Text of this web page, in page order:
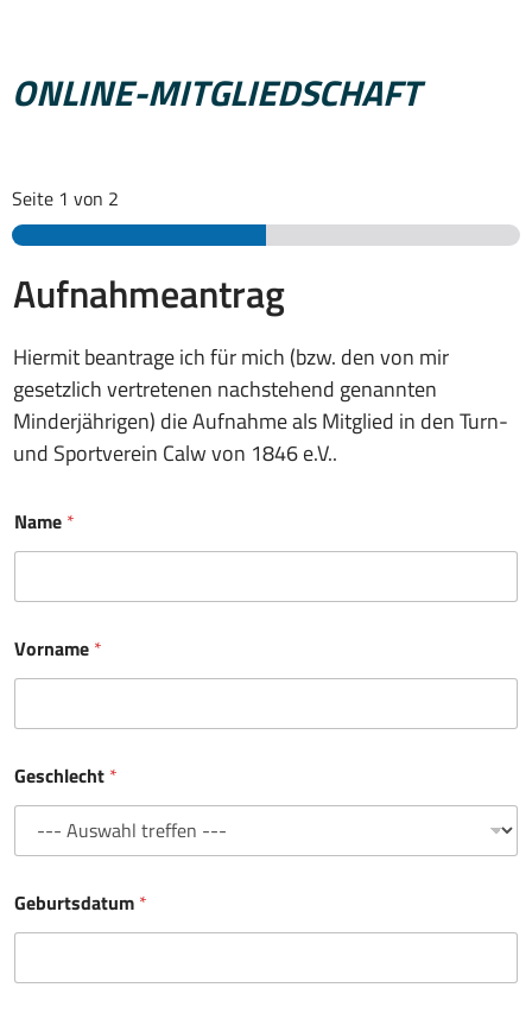
ONLINE-MITGLIEDSCHAFT
Seite 1 von 2
Aufnahmeantrag
Hiermit beantrage ich für mich (bzw. den von mir
gesetzlich vertretenen nachstehend genannten
Minderjährigen) die Aufnahme als Mitglied in den Turn-
und Sportverein Calw von 1846 e.V..
Name *
Vorname *
Geschlecht *
Geburtsdatum *